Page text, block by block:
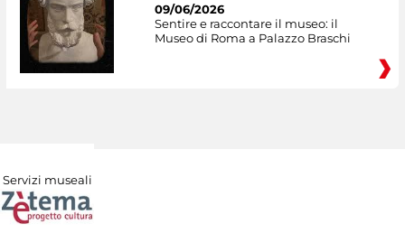
09/06/2026
Sentire e raccontare il museo: il
Museo di Roma a Palazzo Braschi
Servizi museali